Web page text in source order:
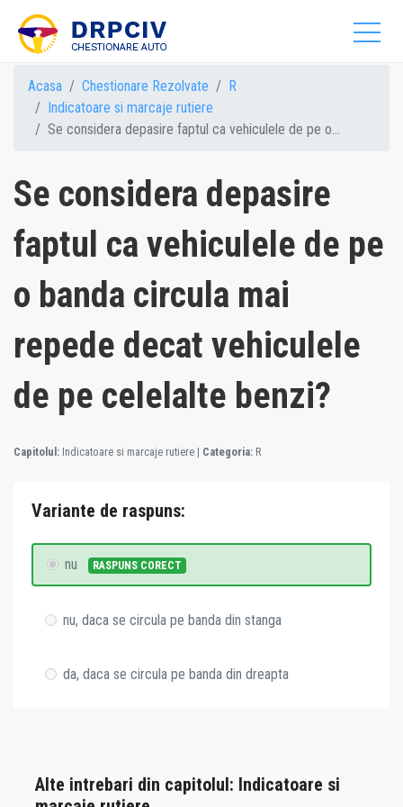
Acasa Chestionare Rezolvate
R
Indicatoare si marcaje rutiere
Se considera depasire faptul ca vehiculele de pe o...
Se considera depasire
faptul ca vehiculele de pe
o banda circula mai
repede decat vehiculele
de pe celelalte benzi?
Capitolul: Indicatoare si marcaje rutiere | Categoria: R
Variante de raspuns:
nu RASPUNS CORECT
nu, daca se circula pe banda din stanga
da, daca se circula pe banda din dreapta
Alte intrebari din capitolul: Indicatoare si